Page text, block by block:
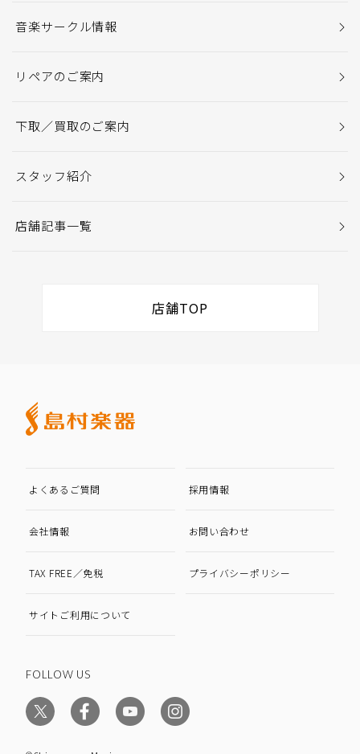
音楽サークル情報
リペアのご案内
下取／買取のご案内
スタッフ紹介
店舗記事一覧
店舗TOP
よくあるご質問 採用情報
会社情報 お問い合わせ
TAX FREE／免税 プライバシーポリシー
サイトご利用について
FOLLOW US